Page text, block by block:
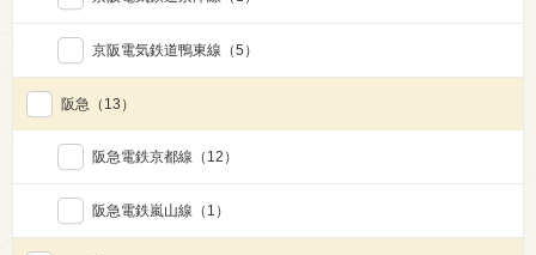
京阪電気鉄道鴨東線 （5）
阪急 （13）
阪急電鉄京都線 （12）
阪急電鉄嵐山線 （1）